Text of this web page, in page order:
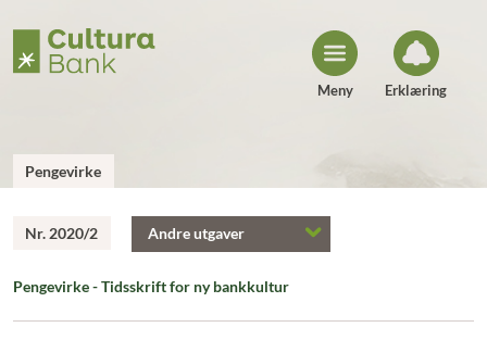
o
Meny Erklæring
Pengevirke
Nr. 2020/2 Andre utgaver
Pengevirke - Tidsskrift for ny bankkultur